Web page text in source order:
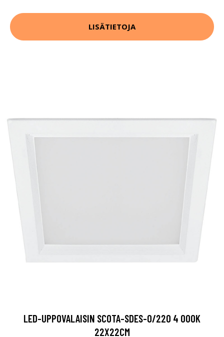
LISÄTIETOJA
LED-UPPOVALAISIN SCOTA-SDES-O/220 4 000K
22X22CM